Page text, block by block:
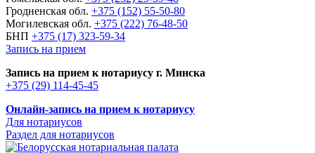
Гродненская обл. +375 (152) 55-50-80
Могилевская обл. +375 (222) 76-48-50
БНП +375 (17) 323-59-34
Запись на прием
Запись на прием к нотариусу г. Минска
+375 (29) 114-45-45
Онлайн-запись на прием к нотариусу
Для нотариусов
Раздел для нотариусов